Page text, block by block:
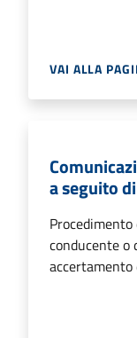
VAI ALLA
a seguito
conducente o